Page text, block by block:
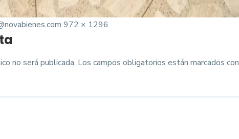
Tamaño
972 × 1296
no será publicada. Los campos obligatorios están marcados con